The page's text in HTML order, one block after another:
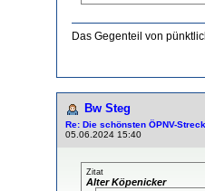
Das Gegenteil von
Bw Steg
Re: Die schönsten ÖPNV-
05.06.2024 15:40
Zitat
Alter Köpenicker